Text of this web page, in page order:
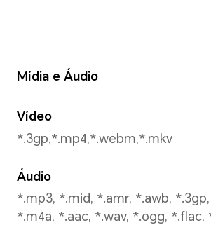
Modo de captura
Foto, vídeo,
visualização
sorrisos, reflexo
gestos, etc.